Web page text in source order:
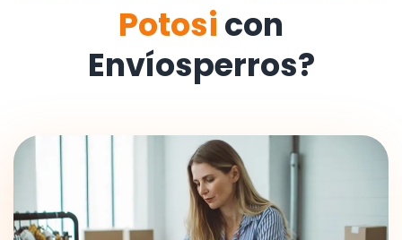
Potosi con
Envíosperros?